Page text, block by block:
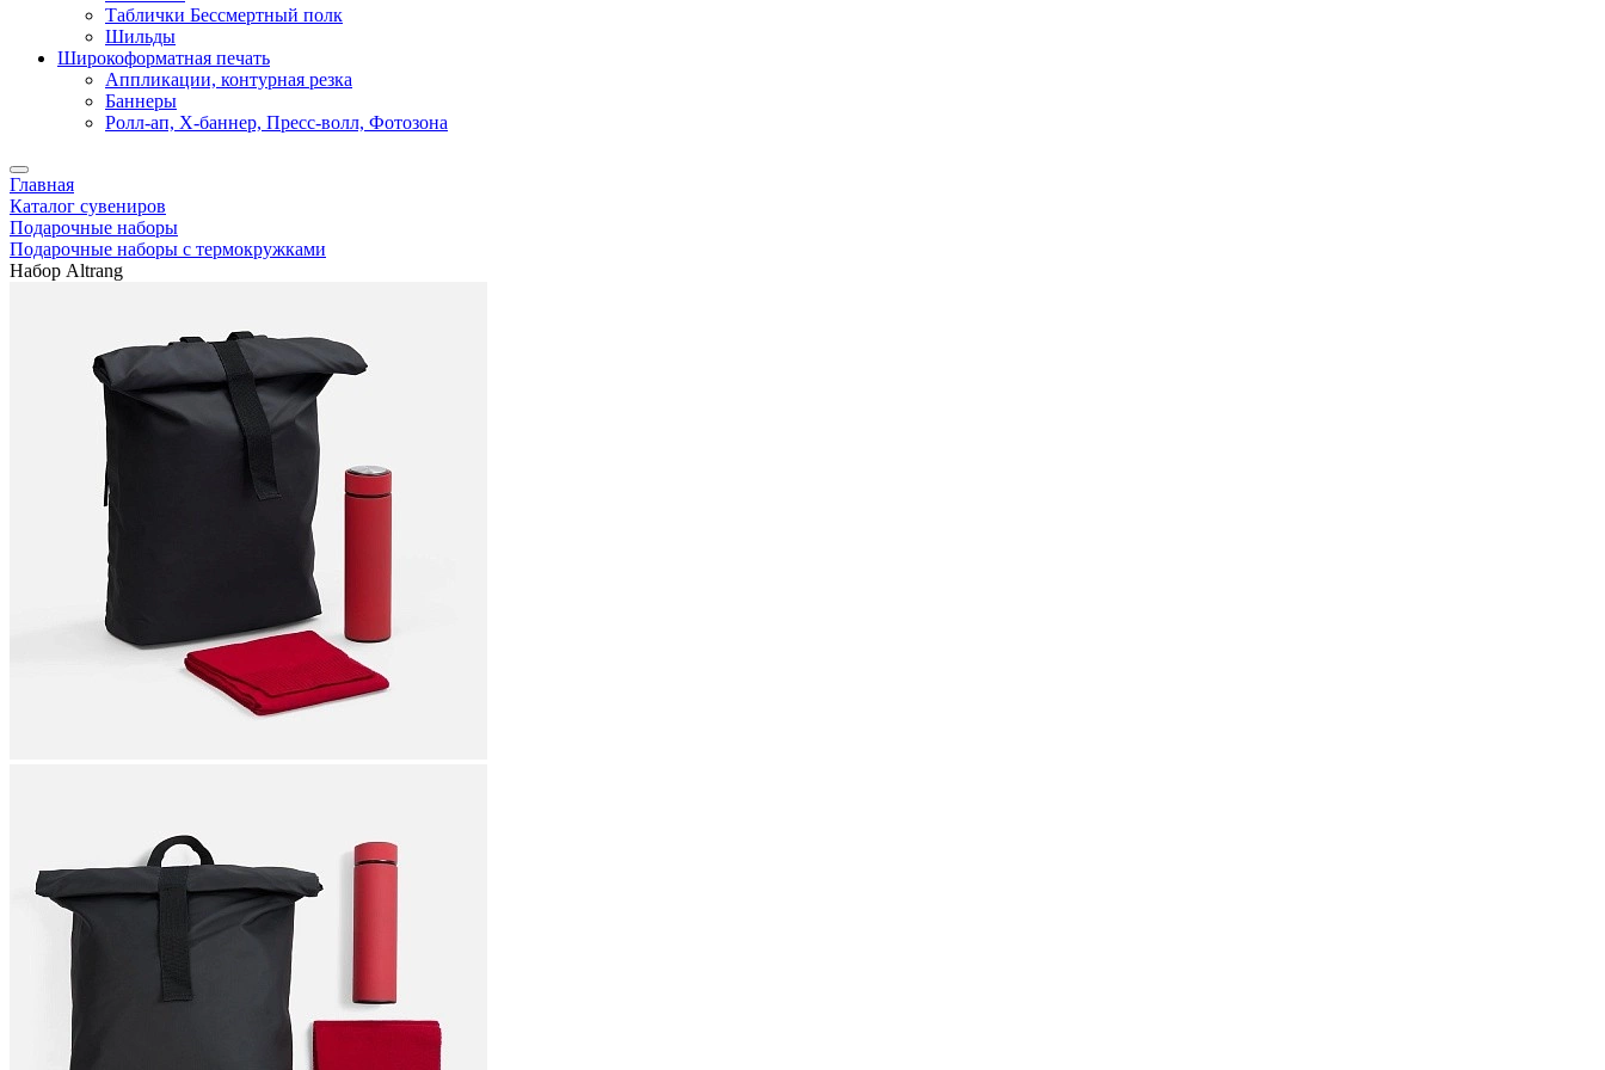
Таблички Бессмертный полк
Шильды
Широкоформатная печать
Аппликации, контурная резка
Баннеры
Ролл-ап, X-баннер, Пресс-волл, Фотозона
Главная
Каталог сувениров
Подарочные наборы
Подарочные наборы с термокружками
Набор Altrang